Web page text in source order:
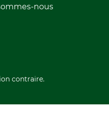
nous
contraire.